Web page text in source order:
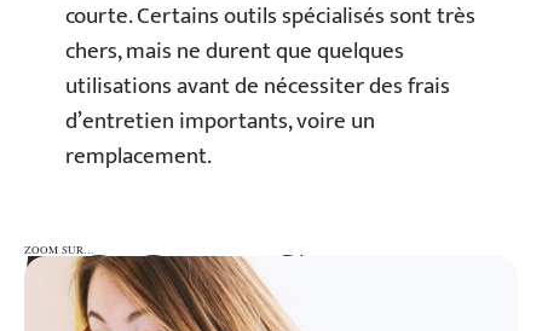
courte. Certains outils spécialisés sont très
chers, mais ne durent que quelques
utilisations avant de nécessiter des frais
d’entretien importants, voire un
remplacement.
ZOOM SUR…
ZOOM SUR…